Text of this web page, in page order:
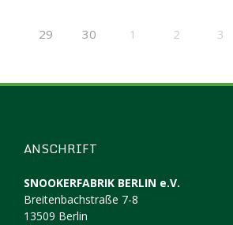
29 30 1 2 3
ANSCHRIFT
SNOOKERFABRIK BERLIN e.V.
Breitenbachstraße 7-8
13509 Berlin